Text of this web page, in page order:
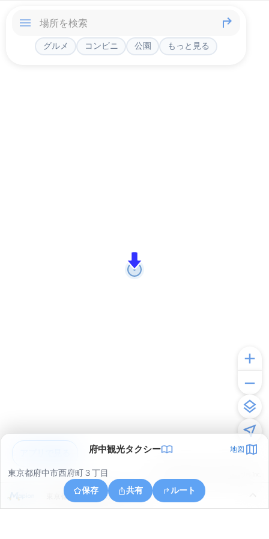
グルメ コンビニ 公園 もっと見る
府中観光タクシー 地図
東京都府中市西府町３丁目
保存
共有 ルート
東京都府中市矢崎町２丁目３１